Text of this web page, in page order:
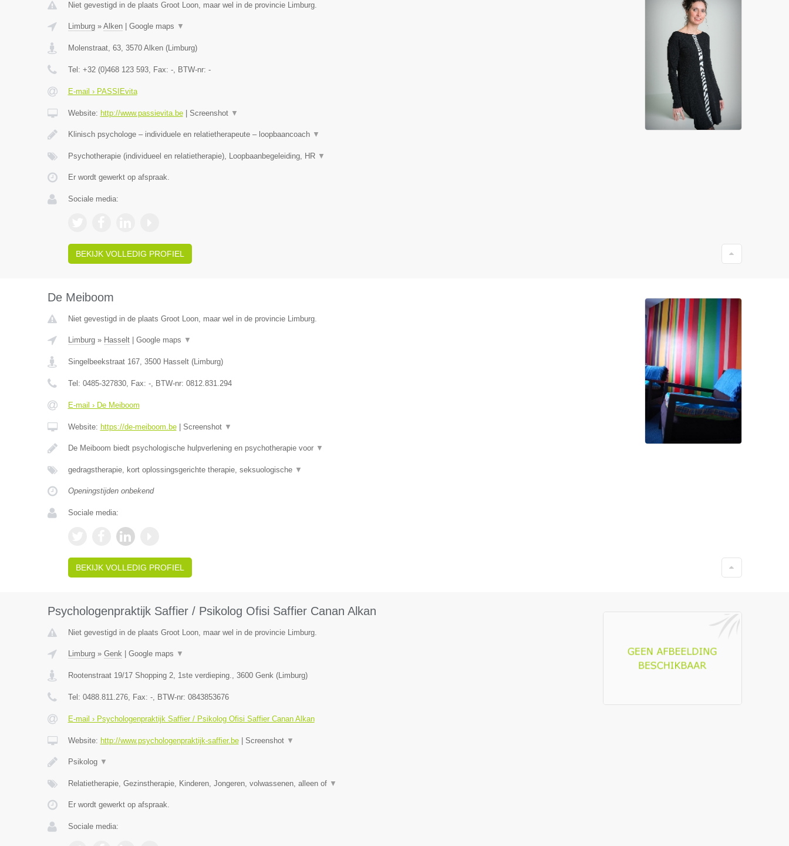
Niet gevestigd in de plaats Groot Loon, maar wel in de provincie Limburg.
Limburg» Alken| Google maps ▼
Molenstraat, 63, 3570 Alken(Limburg)
Tel: +32 (0)468 123 593, Fax: -, BTW-nr: -
E-mail › PASSIEvita
Website: http://www.passievita.be| Screenshot ▼
Klinisch psychologe – individuele en relatietherapeute – loopbaancoach ▼
Psychotherapie (individueel en relatietherapie), Loopbaanbegeleiding, HR ▼
Er wordt gewerkt op afspraak.
Sociale media:
BEKIJK VOLLEDIG PROFIEL
De Meiboom
Niet gevestigd in de plaats Groot Loon, maar wel in de provincie Limburg.
Limburg» Hasselt| Google maps ▼
Singelbeekstraat 167, 3500 Hasselt(Limburg)
Tel: 0485-327830, Fax: -, BTW-nr: 0812.831.294
E-mail › De Meiboom
Website: https://de-meiboom.be| Screenshot ▼
De Meiboom biedt psychologische hulpverlening en psychotherapie voor ▼
gedragstherapie, kort oplossingsgerichte therapie, seksuologische ▼
Openingstijden onbekend
Sociale media:
BEKIJK VOLLEDIG PROFIEL
Psychologenpraktijk Saffier / Psikolog Ofisi Saffier Canan Alkan
Niet gevestigd in de plaats Groot Loon, maar wel in de provincie Limburg.
Limburg» Genk| Google maps ▼
Rootenstraat 19/17 Shopping 2, 1ste verdieping., 3600 Genk(Limburg)
Tel: 0488.811.276, Fax: -, BTW-nr: 0843853676
E-mail › Psychologenpraktijk Saffier / Psikolog Ofisi Saffier Canan Alkan
Website: http://www.psychologenpraktijk-saffier.be| Screenshot ▼
Psikolog ▼
Relatietherapie, Gezinstherapie, Kinderen, Jongeren, volwassenen, alleen of ▼
Er wordt gewerkt op afspraak.
Sociale media: